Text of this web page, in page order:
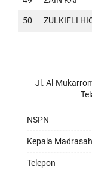
50 ZULKIFLI
Jl. Al-
NSPN
Kepala Madrasah
Telepon